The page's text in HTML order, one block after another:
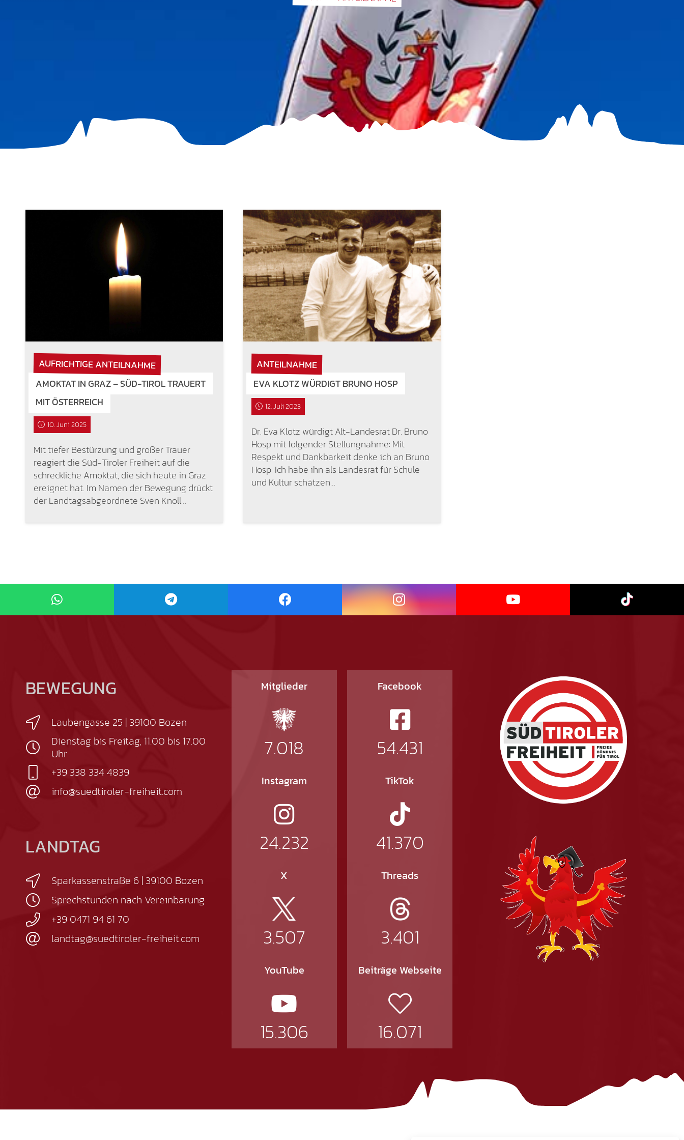
AUFRICHTIGE ANTEILNAHME
AMOKTAT IN GRAZ – SÜD-TIROL TRAUERT
MIT ÖSTERREICH
10. Juni 2025
Mit tiefer Bestürzung und großer Trauer
reagiert die Süd-Tiroler Freiheit auf die
schreckliche Amoktat, die sich heute in Graz
ereignet hat. Im Namen der Bewegung drückt
der Landtagsabgeordnete Sven Knoll…
ANTEILNAHME
EVA KLOTZ WÜRDIGT BRUNO HOSP
12. Juli 2023
Dr. Eva Klotz würdigt Alt-Landesrat Dr. Bruno
Hosp mit folgender Stellungnahme: Mit
Respekt und Dankbarkeit denke ich an Bruno
Hosp. Ich habe ihn als Landesrat für Schule
und Kultur schätzen…
BEWEGUNG
Laubengasse 25 | 39100 Bozen
Dienstag bis Freitag, 11.00 bis 17.00
Uhr
+39 338 334 4839
info@suedtiroler-freiheit.com
LANDTAG
Sparkassenstraße 6 | 39100 Bozen
Sprechstunden nach Vereinbarung
+39 0471 94 61 70
landtag@suedtiroler-freiheit.com
Mitglieder
7.018
Facebook
54.431
Instagram
24.232
TikTok
41.370
X
3.507
Threads
3.401
YouTube
15.306
Beiträge Webseite
16.071